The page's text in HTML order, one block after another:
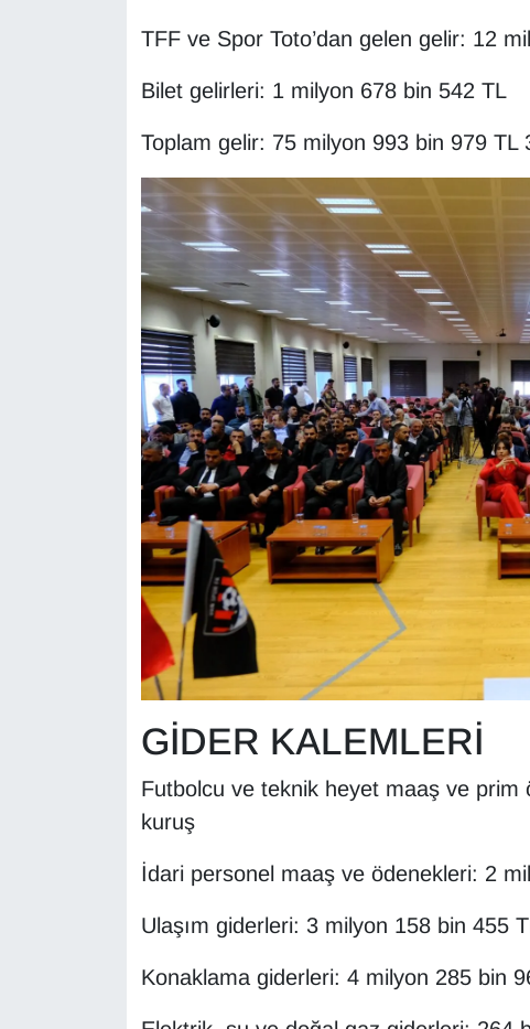
TFF ve Spor Toto’dan gelen gelir: 12
Bilet gelirleri: 1 milyon 678 bin 542 TL
Toplam gelir: 75 milyon 993 bin 979 TL
GİDER KALEMLERİ
Futbolcu ve teknik heyet maaş ve
kuruş
İdari personel maaş ve ödenekleri: 2
Ulaşım giderleri: 3 milyon 158 bin 455
Konaklama giderleri: 4 milyon 285 bin
Kamu Alımları
Kim Kimdir?
Kültür & Sanat
ONE EKONOMİ
POLİTİKA
Resmi İlanlar
RÖPORTAJ
TEKNOLOJİ